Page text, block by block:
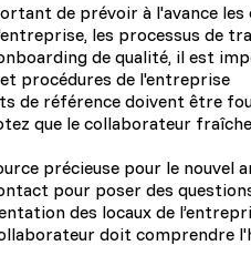
de prévoir à l'avance
les processus de
de qualité, il est
procédures de l'entreprise
de référence doivent être
que le collaborateur
précieuse pour le nouvel
pour poser des
des locaux de
doit